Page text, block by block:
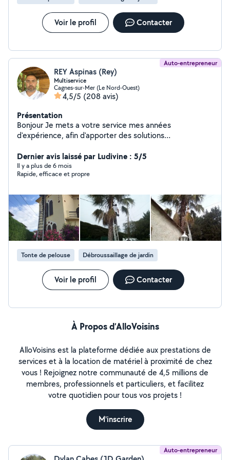
Voir le profil Contacter
Auto-entrepreneur
REY Aspinas (Rey)
Multiservice
Cagnes-sur-Mer (Le Nord-Ouest)
4,5/5 (208 avis)
Présentation
Bonjour Je mets a votre service mes années
d'expérience, afin d'apporter des solutions
Déplacement et devis gratuit Pour plus de
renseignement nous contacter
Dernier avis laissé par Ludivine : 5/5
Il y a plus de 6 mois
Rapide, efficace et propre
Tonte de pelouse Débroussaillage de jardin
Voir le profil Contacter
À Propos d’AlloVoisins
AlloVoisins est la plateforme dédiée aux prestations de
services et à la location de matériel à proximité de chez
vous ! Rejoignez notre communauté de 4,5 millions de
membres, professionnels et particuliers, et facilitez
votre quotidien pour tous vos projets !
M'inscrire
Auto-entrepreneur